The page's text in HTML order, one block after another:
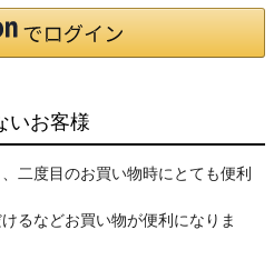
いお客様
二度目のお買い物時にとても便利
るなどお買い物が便利になりま